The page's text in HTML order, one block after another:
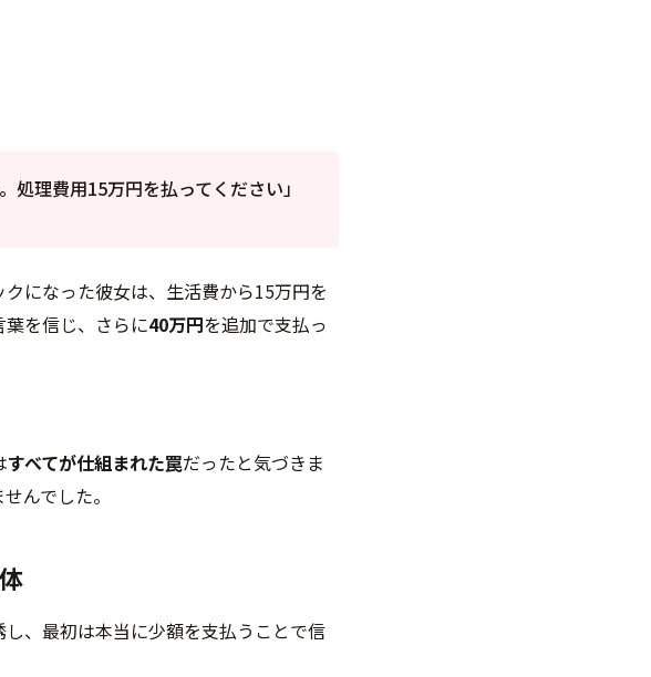
処理費用15万円を払ってください」
になった彼女は、生活費から15万円を
を信じ、さらに40万円を追加で支払っ
すべてが仕組まれた罠だったと気づきま
んでした。
、最初は本当に少額を支払うことで信